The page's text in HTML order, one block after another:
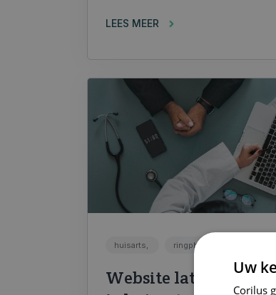
LEES MEER
huisarts, ringphone
Website laten maken
Uw
Corilus